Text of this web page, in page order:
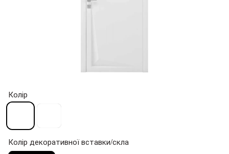
Колір
Колір декоративної вставки/скла